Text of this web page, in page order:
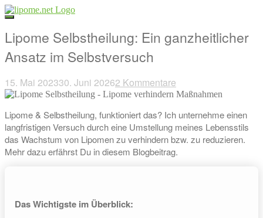
Direkt
zum
Lipome Selbstheilung: Ein ganzheitlicher
Ansatz im Selbstversuch
15. Mai 202330. Juni 20262 Kommentare
Beitragsnavigation
Lipome & Selbstheilung, funktioniert das? Ich unternehme einen
langfristigen Versuch durch eine Umstellung meines Lebensstils
das Wachstum von Lipomen zu verhindern bzw. zu reduzieren.
Mehr dazu erfährst Du in diesem Blogbeitrag.
Das Wichtigste im Überblick: